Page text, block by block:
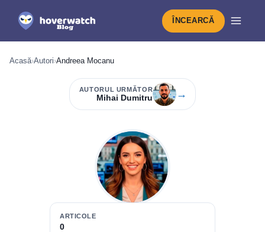
ÎNCEARCĂ
Acasă›Autori›Andreea Mocanu
AUTORUL URMĂTOR
Mihai Dumitru →
ARTICOLE
0